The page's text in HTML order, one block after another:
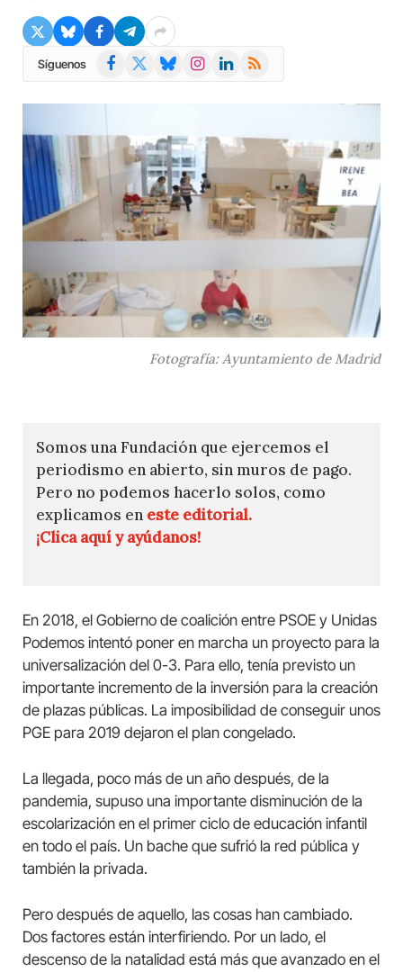
Síguenos Facebook BlueskyInstagramLinkedIn
RSS
Fotografía: Ayuntamiento de Madrid
Somos una Fundación que ejercemos el
periodismo en abierto, sin muros de pago.
Pero no podemos hacerlo solos, como
explicamos en este editorial.
¡Clica aquí y ayúdanos!
En 2018, el Gobierno de coalición entre PSOE y Unidas
Podemos intentó poner en marcha un proyecto para la
universalización del 0-3. Para ello, tenía previsto un
importante incremento de la inversión para la creación
de plazas públicas. La imposibilidad de conseguir unos
PGE para 2019 dejaron el plan congelado.
La llegada, poco más de un año después, de la
pandemia, supuso una importante disminución de la
escolarización en el primer ciclo de educación infantil
en todo el país. Un bache que sufrió la red pública y
también la privada.
Pero después de aquello, las cosas han cambiado.
Dos factores están interfiriendo. Por un lado, el
descenso de la natalidad está más que avanzado en el